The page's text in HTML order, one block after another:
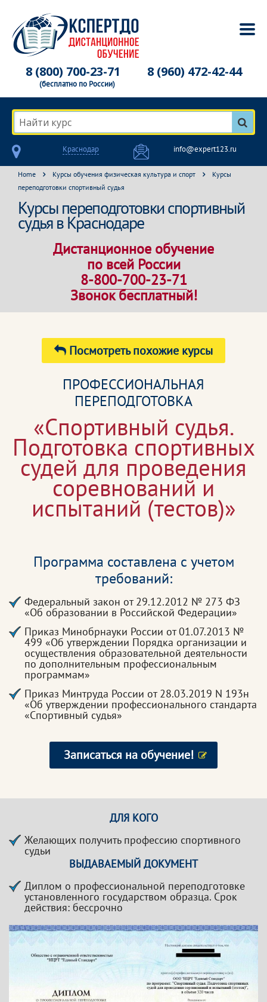
8 (800) 700-23-71
(бесплатно по России)
8 (960) 472-42-44
Найти курс
Краснодар info@expert123.ru
Home Курсы обучения физическая культура и спорт
Курсы
переподготовки спортивный судья
Курсы переподготовки спортивный
судья в Краснодаре
Дистанционное обучение
по всей России
8-800-700-23-71
Звонок бесплатный!
Посмотреть похожие курсы
ПРОФЕССИОНАЛЬНАЯ
ПЕРЕПОДГОТОВКА
«Спортивный судья.
Подготовка спортивных
судей для проведения
соревнований и
испытаний (тестов)»
Программа составлена с учетом
требований:
Федеральный закон от 29.12.2012 № 273 ФЗ
«Об образовании в Российской Федерации»
Приказ Минобрнауки России от 01.07.2013 №
499 «Об утверждении Порядка организации и
осуществления образовательной деятельности
по дополнительным профессиональным
программам»
Приказ Минтруда России от 28.03.2019 N 193н
«Об утверждении профессионального стандарта
«Спортивный судья»
Записаться на обучение!
ДЛЯ КОГО
Желающих получить профессию спортивного
судьи
ВЫДАВАЕМЫЙ ДОКУМЕНТ
Диплом о профессиональной переподготовке
установленного государством образца. Срок
действия: бессрочно